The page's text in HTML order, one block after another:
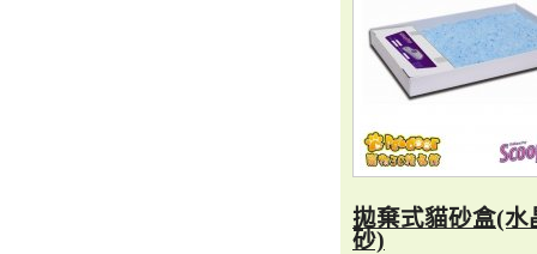
拋棄式貓砂盒(水
砂)